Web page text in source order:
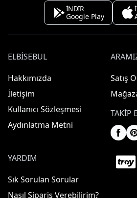
İNDİR
Google Play
ELBISEBUL
Hakkımızda
İletişim
Kullanıcı Sözleşmesi
Aydınlatma Metni
Satış
TAKIP
YARDIM
Sık Sorulan Sorular
Nasıl Sipariş Verebilirim?